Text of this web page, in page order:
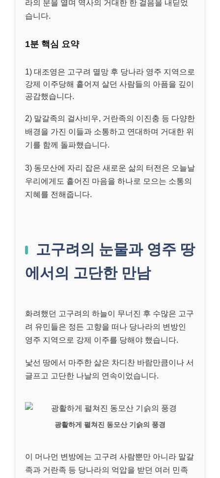
라의 문을 열며 역사의 거대한 한 걸음을 내딛었
습니다.
1분 핵심 요약
1) 대조영은 고구려 멸망 후 당나라 영주 지역으로
강제 이주당해 흩어져 살던 사람들의 아픔을 깊이
공감했습니다.
2) 말갈족의 걸사비우, 거란족의 이진충 등 다양한
배경을 가진 이들과 소통하고 연대하며 거대한 위
기를 함께 돌파했습니다.
3) 동모산에 자리 잡은 새로운 삶의 터전은 오늘날
우리에게도 흩어진 마음을 하나로 모으는 소통의
지혜를 전해줍니다.
고구려의 눈물과 영주 땅
에서의 고단한 만남
화려했던 고구려의 하늘이 무너진 후 수많은 고구
려 유민들은 정든 고향을 떠나 당나라의 변방인
영주 지역으로 강제 이주를 당해야 했습니다.
낯선 땅에서 마주한 삶은 차디찬 바람만큼이나 서
글프고 고단한 나날의 연속이었습니다.
광활하게 펼쳐진 동모산 기슭의 풍경
이 머나먼 변방에는 고구려 사람뿐만 아니라 말갈
족과 거란족 등 당나라의 억압을 받던 여러 민족